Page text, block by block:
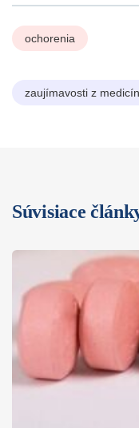
ochorenia
zaujímavosti z
Súvisiace